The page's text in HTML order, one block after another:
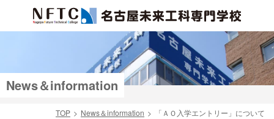
News＆information
TOP News＆information 「ＡＯ入学エントリー」について